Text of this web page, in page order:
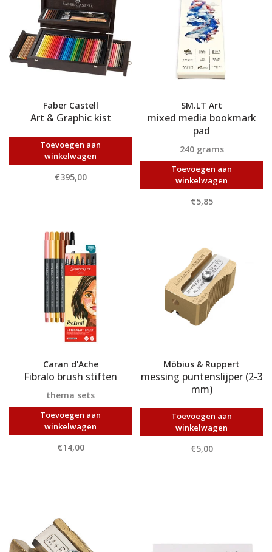
Faber Castell
Art & Graphic kist
Toevoegen aan
winkelwagen
€395,00
SM.LT Art
mixed media bookmark
pad
240 grams
Toevoegen aan
winkelwagen
€5,85
Caran d'Ache
Fibralo brush stiften
thema sets
Toevoegen aan
winkelwagen
€14,00
Möbius & Ruppert
messing puntenslijper (2-3
mm)
Toevoegen aan
winkelwagen
€5,00